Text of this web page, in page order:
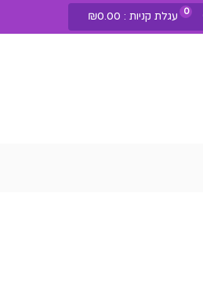
עגלת קניות : ₪0.00 0